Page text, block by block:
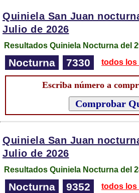
Quiniela San Juan
Julio de 2026
Resultados Quiniela Nocturna del
Nocturna 7330 todos los
Escriba número a
Quiniela San Juan
Julio de 2026
Resultados Quiniela Nocturna del
Nocturna 9352 todos los